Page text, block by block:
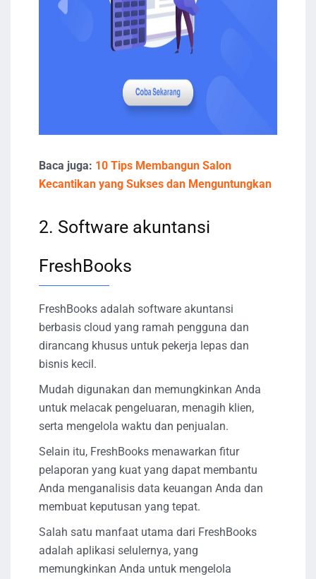
Baca juga: 10 Tips Membangun Salon
Kecantikan yang Sukses dan Menguntungkan
2. Software akuntansi
FreshBooks
FreshBooks adalah software akuntansi
berbasis cloud yang ramah pengguna dan
dirancang khusus untuk pekerja lepas dan
bisnis kecil.
Mudah digunakan dan memungkinkan Anda
untuk melacak pengeluaran, menagih klien,
serta mengelola waktu dan penjualan.
Selain itu, FreshBooks menawarkan fitur
pelaporan yang kuat yang dapat membantu
Anda menganalisis data keuangan Anda dan
membuat keputusan yang tepat.
Salah satu manfaat utama dari FreshBooks
adalah aplikasi selulernya, yang
memungkinkan Anda untuk mengelola